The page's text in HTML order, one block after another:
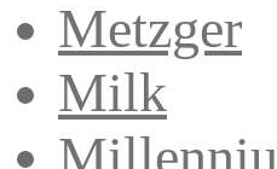
Metzger
Milk